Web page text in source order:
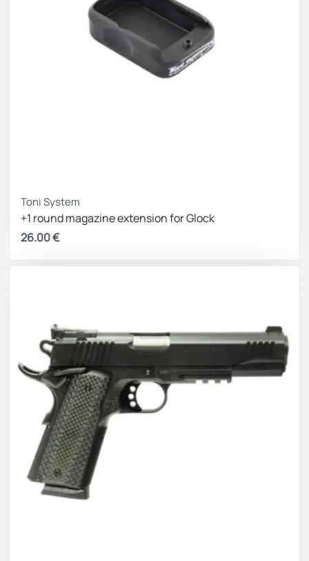
Toni System
+1 round magazine extension for Glock
26.00€